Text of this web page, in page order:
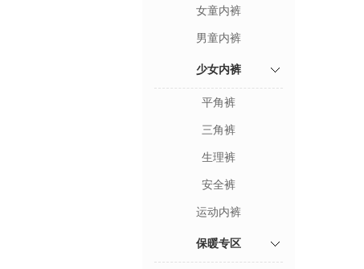
女童内裤
男童内裤
少女内裤
平角裤
三角裤
生理裤
安全裤
运动内裤
保暖专区